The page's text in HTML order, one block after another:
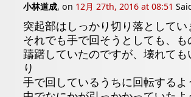
小林道成, on 12月 27th, 2016 at 08:51
突起部はしっかり切り落としてい
それでも手で回そうとしても、
躊躇していたのですが、壊れて
り
手で回しているうちに回転する